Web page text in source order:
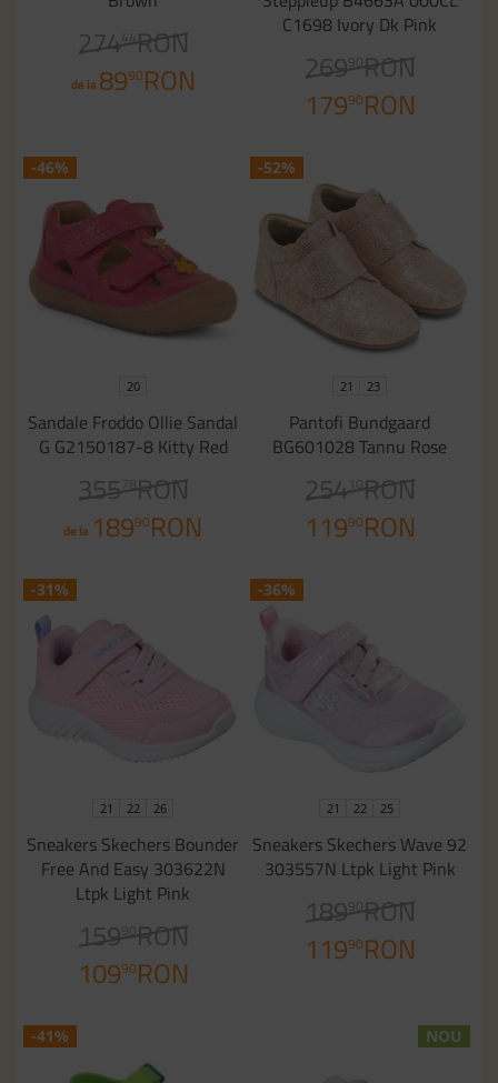
274 RON
de la 8990RON
C1698 Ivory Dk Pink
269 90RON
17990RON
-46%
20
Sandale Froddo Ollie Sandal
G G2150187-8 Kitty Red
355 78
RON
de la 18990RON
-52%
21 23
Pantofi Bundgaard
BG601028 Tannu Rose
254 RON
11990RON
-31%
21 22 26
Sneakers Skechers Bounder
Free And Easy 303622N
Ltpk Light Pink
159 90RON
10990RON
-36%
21 22 25
Sneakers Skechers Wave 92
303557N Ltpk Light Pink
189 90RON
11990RON
-41% NOU